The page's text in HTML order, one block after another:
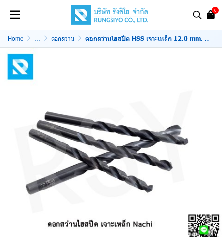
0
Home ... ดอกสว่าน ดอกสว่านไฮสปีด HSS เจาะเหล็ก 12.0 mm. สีดำ Nachi